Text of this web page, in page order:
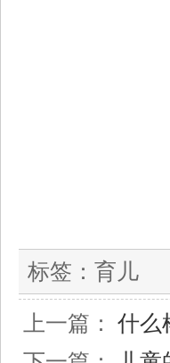
标签： 育儿
上一篇： 什么